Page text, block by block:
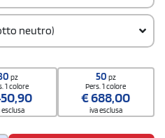
neutro)
pz
1 colore
esclusa
50 pz
Pers. 1 colore
€688,00
iva esclusa